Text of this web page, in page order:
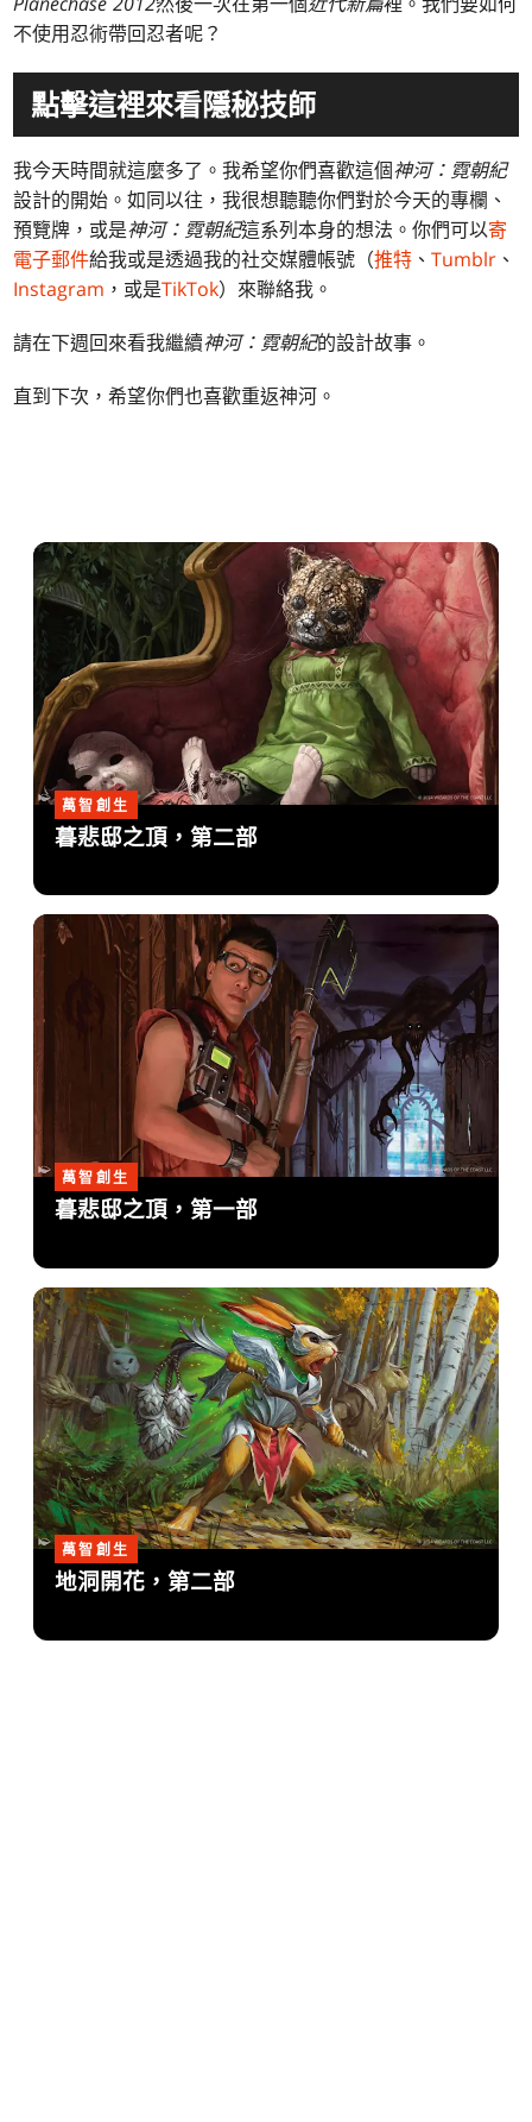
不使用忍術帶回忍者呢？
點擊這裡來看隱秘技師
我今天時間就這麼多了。我希望你們喜歡這個神河：霓朝紀
設計的開始。如同以往，我很想聽聽你們對於今天的專欄、
預覽牌，或是神河：霓朝紀這系列本身的想法。你們可以寄
電子郵件給我或是透過我的社交媒體帳號（推特 、Tumblr 、
Instagram ，或是TikTok）來聯絡我。
請在下週回來看我繼續神河：霓朝紀的設計故事。
直到下次，希望你們也喜歡重返神河。
萬智創生
暮悲邸之頂，第二部
萬智創生
暮悲邸之頂，第一部
萬智創生
地洞開花，第二部